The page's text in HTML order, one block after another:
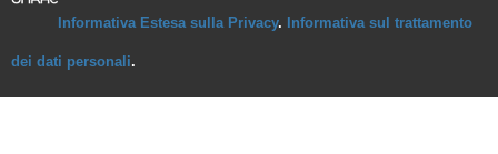
Informativa Estesa sulla Privacy. Informativa sul trattamento
dei dati personali.